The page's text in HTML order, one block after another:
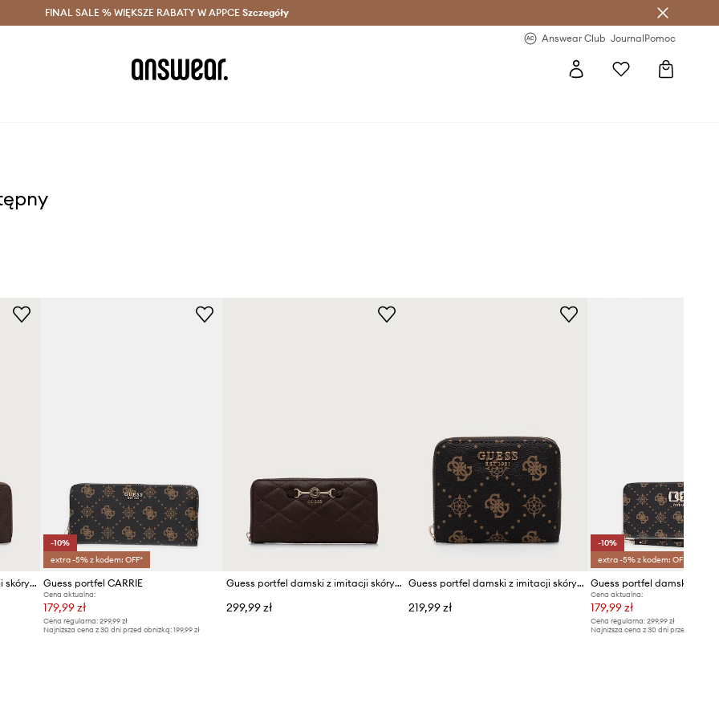
z Answear Club > Dostawa nawet w 24h >
FINAL SALE % WIĘKSZE RABATY W APPCE Szczegóły
Answear Club JournalPomoc
Guess portfel damski z imitacji skóry BLAKE
-10%
extra -5% z kodem: OFF*
Guess portfel CARRIE
Cena aktualna:
179,99 zł
Cena regularna: 299,99 zł
Najniższa cena z 30 dni przed obniżką: 199,99 zł
Guess portfel damski z imitacji skóry FRANCES
299,99 zł
Guess portfel damski z imitacji skóry ALLEGRA
219,99 zł
-10%
extra -5% z kodem: OFF*
Cena aktualna:
179,99 zł
Cena regularna: 299,99 zł
Najniższa cena z 30 dni przed obniżką: